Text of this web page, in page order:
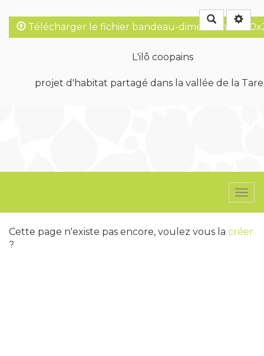
Rechercher
Télécharger le fichier bandeau-dimensions-
L'ilô coopains
projet d'habitat partagé dans la vallée de la
Cette page n'existe pas encore, voulez vous la créer
?